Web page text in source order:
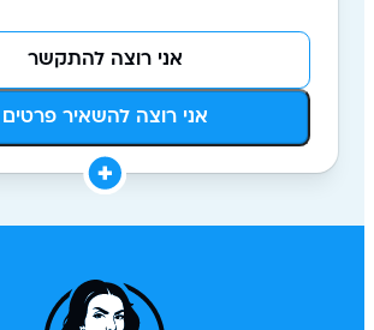
אני רוצה להשאיר פרטים
אני רוצה להתקשר